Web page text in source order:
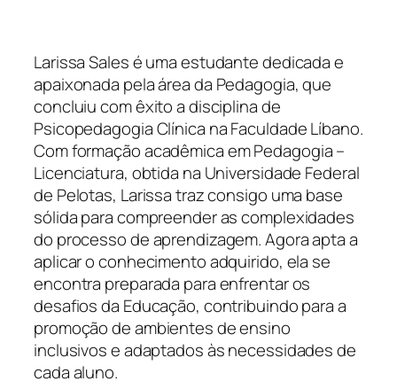
Larissa Sales é uma estudante dedicada e
apaixonada pela área da Pedagogia, que
concluiu com êxito a disciplina de
Psicopedagogia Clínica na Faculdade Líbano.
Com formação acadêmica em Pedagogia –
Licenciatura, obtida na Universidade Federal
de Pelotas, Larissa traz consigo uma base
sólida para compreender as complexidades
do processo de aprendizagem. Agora apta a
aplicar o conhecimento adquirido, ela se
encontra preparada para enfrentar os
desafios da Educação, contribuindo para a
promoção de ambientes de ensino
inclusivos e adaptados às necessidades de
cada aluno.